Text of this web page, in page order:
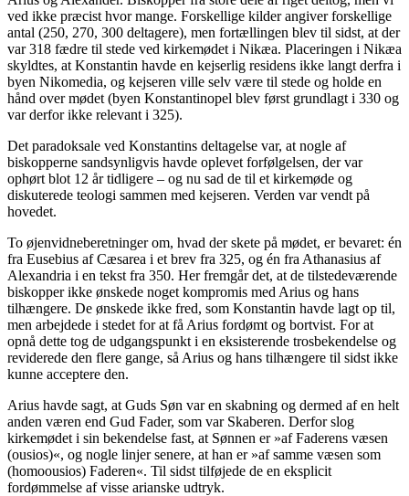
ved ikke præcist hvor mange. Forskellige kilder angiver forskellige
antal (250, 270, 300 deltagere), men fortællingen blev til sidst, at der
var 318 fædre til stede ved kirkemødet i Nikæa. Placeringen i Nikæa
skyldtes, at Konstantin havde en kejserlig residens ikke langt derfra i
byen Nikomedia, og kejseren ville selv være til stede og holde en
hånd over mødet (byen Konstantinopel blev først grundlagt i 330 og
var derfor ikke relevant i 325).
Det paradoksale ved Konstantins deltagelse var, at nogle af
biskopperne sandsynligvis havde oplevet forfølgelsen, der var
ophørt blot 12 år tidligere – og nu sad de til et kirkemøde og
diskuterede teologi sammen med kejseren. Verden var vendt på
hovedet.
To øjenvidneberetninger om, hvad der skete på mødet, er bevaret: én
fra Eusebius af Cæsarea i et brev fra 325, og én fra Athanasius af
Alexandria i en tekst fra 350. Her fremgår det, at de tilstedeværende
biskopper ikke ønskede noget kompromis med Arius og hans
tilhængere. De ønskede ikke fred, som Konstantin havde lagt op til,
men arbejdede i stedet for at få Arius fordømt og bortvist. For at
opnå dette tog de udgangspunkt i en eksisterende trosbekendelse og
reviderede den flere gange, så Arius og hans tilhængere til sidst ikke
kunne acceptere den.
Arius havde sagt, at Guds Søn var en skabning og dermed af en helt
anden væren end Gud Fader, som var Skaberen. Derfor slog
kirkemødet i sin bekendelse fast, at Sønnen er »af Faderens væsen
(ousios)«, og nogle linjer senere, at han er »af samme væsen som
(homoousios) Faderen«. Til sidst tilføjede de en eksplicit
fordømmelse af visse arianske udtryk.